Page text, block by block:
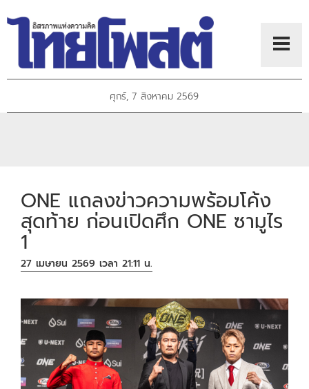
ศุกร์, 7 สิงหาคม 2569
ONE แถลงข่าวความพร้อมโค้ง
สุดท้าย ก่อนเปิดศึก ONE ซามูไร
1
27 เมษายน 2569 เวลา 21:11 น.